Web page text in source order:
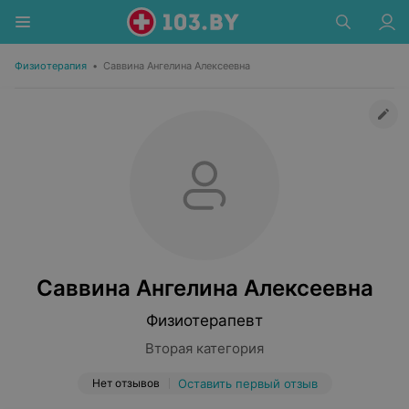
Физиотерапия • Саввина Ангелина Алексеевна
Саввина Ангелина Алексеевна
Физиотерапевт
Вторая категория
Нет отзывов Оставить первый отзыв